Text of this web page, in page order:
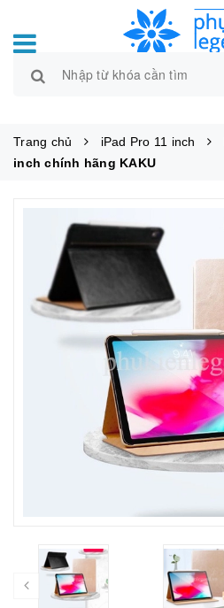
Trang chủ iPad Pro 11 inch
inch chính hãng KAKU